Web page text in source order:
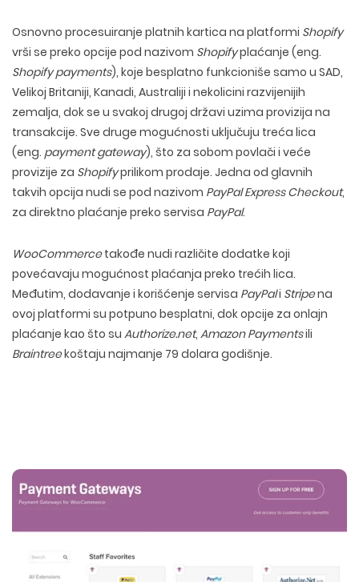
Osnovno procesuiranje platnih kartica na platformi Shopify
vrši se preko opcije pod nazivom Shopifyplaćanje (eng.
Shopify payments), koje besplatno funkcioniše samo u SAD,
Velikoj Britaniji, Kanadi, Australiji i nekolicini razvijenijih
zemalja, dok se u svakoj drugoj državi uzima provizija na
transakcije. Sve druge mogućnosti uključuju treća lica
(eng. payment gateway), što za sobom povlači i veće
provizije za Shopifyprilikom prodaje. Jedna od glavnih
takvih opcija nudi se pod nazivom PayPal Express Checkout,
za direktno plaćanje preko servisa PayPal.
WooCommercetakođe nudi različite dodatke koji
povećavaju mogućnost plaćanja preko trećih lica.
Međutim, dodavanje i korišćenje servisa PayPali Stripena
ovoj platformi su potpuno besplatni, dok opcije za onlajn
plaćanje kao što su Authorize.net, Amazon Paymentsili
Braintreekoštaju najmanje 79 dolara godišnje.